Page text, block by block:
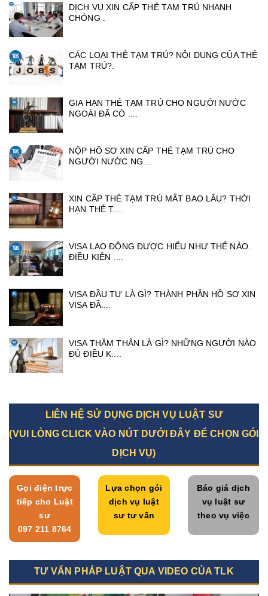
DỊCH VỤ XIN CẤP THẺ TẠM TRÚ NHANH
CHÓNG .
CÁC LOẠI THẺ TẠM TRÚ? NỘI DUNG CỦA THẺ
TẠM TRÚ?.
GIA HẠN THẺ TẠM TRÚ CHO NGƯỜI NƯỚC
NGOÀI ĐÃ CÓ ....
NỘP HỒ SƠ XIN CẤP THẺ TẠM TRÚ CHO
NGƯỜI NƯỚC NG....
XIN CẤP THẺ TẠM TRÚ MẤT BAO LÂU? THỜI
HẠN THẺ T....
VISA LAO ĐỘNG ĐƯỢC HIỂU NHƯ THẾ NÀO.
ĐIỀU KIỆN ....
VISA ĐẦU TƯ LÀ GÌ? THÀNH PHẦN HỒ SƠ XIN
VISA ĐẦ....
VISA THĂM THÂN LÀ GÌ? NHỮNG NGƯỜI NÀO
ĐỦ ĐIỀU K....
LIÊN HỆ SỬ DỤNG DỊCH VỤ LUẬT SƯ
(VUI LÒNG CLICK VÀO NÚT DƯỚI ĐÂY ĐỂ CHỌN GÓI
DỊCH VỤ)
Gọi điện trực
tiếp cho Luật
sư
097 211 8764
Lựa chọn gói
dịch vụ luật
sư tư vấn
Báo giá dịch
vụ luật sư
theo vụ việc
TƯ VẤN PHÁP LUẬT QUA VIDEO CỦA TLK